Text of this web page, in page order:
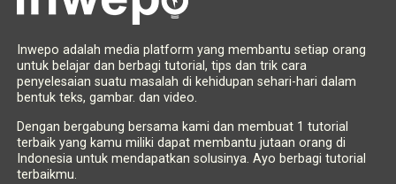
Inwepo adalah media platform yang membantu setiap orang
untuk belajar dan berbagi tutorial, tips dan trik cara
penyelesaian suatu masalah di kehidupan sehari-hari dalam
bentuk teks, gambar. dan video.
Dengan bergabung bersama kami dan membuat 1 tutorial
terbaik yang kamu miliki dapat membantu jutaan orang di
Indonesia untuk mendapatkan solusinya. Ayo berbagi tutorial
terbaikmu.